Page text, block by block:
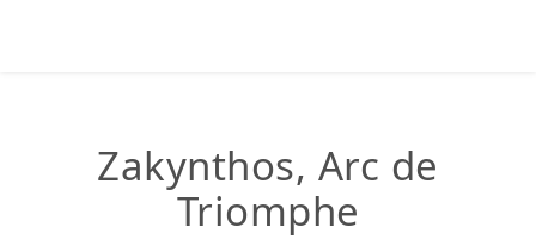
Zakynthos, Arc de
Triomphe